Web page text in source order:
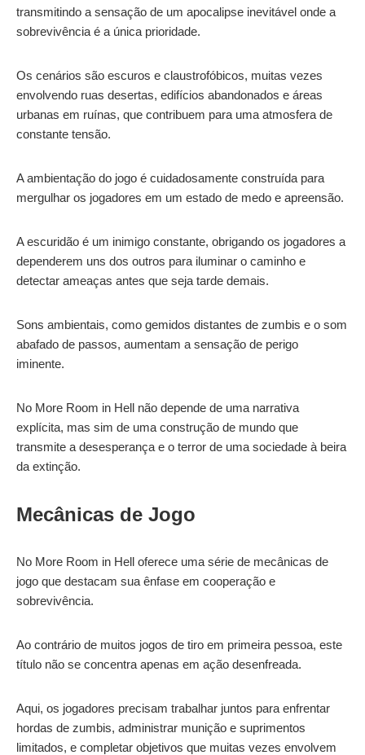
transmitindo a sensação de um apocalipse inevitável onde a
sobrevivência é a única prioridade.
Os cenários são escuros e claustrofóbicos, muitas vezes
envolvendo ruas desertas, edifícios abandonados e áreas
urbanas em ruínas, que contribuem para uma atmosfera de
constante tensão.
A ambientação do jogo é cuidadosamente construída para
mergulhar os jogadores em um estado de medo e apreensão.
A escuridão é um inimigo constante, obrigando os jogadores a
dependerem uns dos outros para iluminar o caminho e
detectar ameaças antes que seja tarde demais.
Sons ambientais, como gemidos distantes de zumbis e o som
abafado de passos, aumentam a sensação de perigo
iminente.
No More Room in Hell não depende de uma narrativa
explícita, mas sim de uma construção de mundo que
transmite a desesperança e o terror de uma sociedade à beira
da extinção.
Mecânicas de Jogo
No More Room in Hell oferece uma série de mecânicas de
jogo que destacam sua ênfase em cooperação e
sobrevivência.
Ao contrário de muitos jogos de tiro em primeira pessoa, este
título não se concentra apenas em ação desenfreada.
Aqui, os jogadores precisam trabalhar juntos para enfrentar
hordas de zumbis, administrar munição e suprimentos
limitados, e completar objetivos que muitas vezes envolvem